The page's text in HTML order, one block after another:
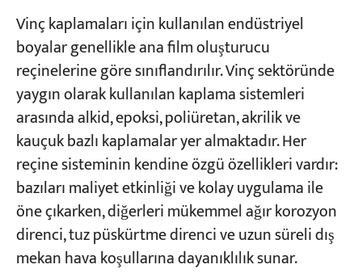
Vinç kaplamaları için kullanılan endüstriyel
boyalar genellikle ana film oluşturucu
reçinelerine göre sınıflandırılır. Vinç sektöründe
yaygın olarak kullanılan kaplama sistemleri
arasında alkid, epoksi, poliüretan, akrilik ve
kauçuk bazlı kaplamalar yer almaktadır. Her
reçine sisteminin kendine özgü özellikleri vardır:
bazıları maliyet etkinliği ve kolay uygulama ile
öne çıkarken, diğerleri mükemmel ağır korozyon
direnci, tuz püskürtme direnci ve uzun süreli dış
mekan hava koşullarına dayanıklılık sunar.